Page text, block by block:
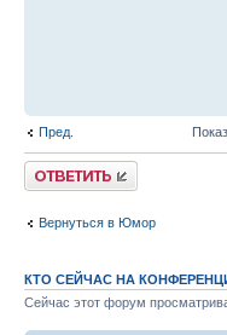
Пред.
Ответить
Вернуться в Юмор
КТО СЕЙЧАС НА
Сейчас этот форум